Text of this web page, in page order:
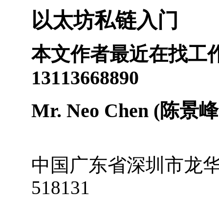
以太坊私链入门
本文作者最近在找工
13113668890
Mr. Neo Chen (陈景
中国 广东省深圳市龙
518131